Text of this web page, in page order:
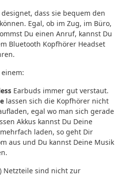
dass sie bequem den
Egal, ob im Zug, im Büro,
Du einen Anruf, kannst Du
Bluetooth Kopfhörer Headset
Earbuds immer gut verstaut.
lassen sich die Kopfhörer nicht
egal wo man sich gerade
Akkus kannst Du Deine
laden, so geht Dir
aus und Du kannst Deine Musik
Netzteile sind nicht zur